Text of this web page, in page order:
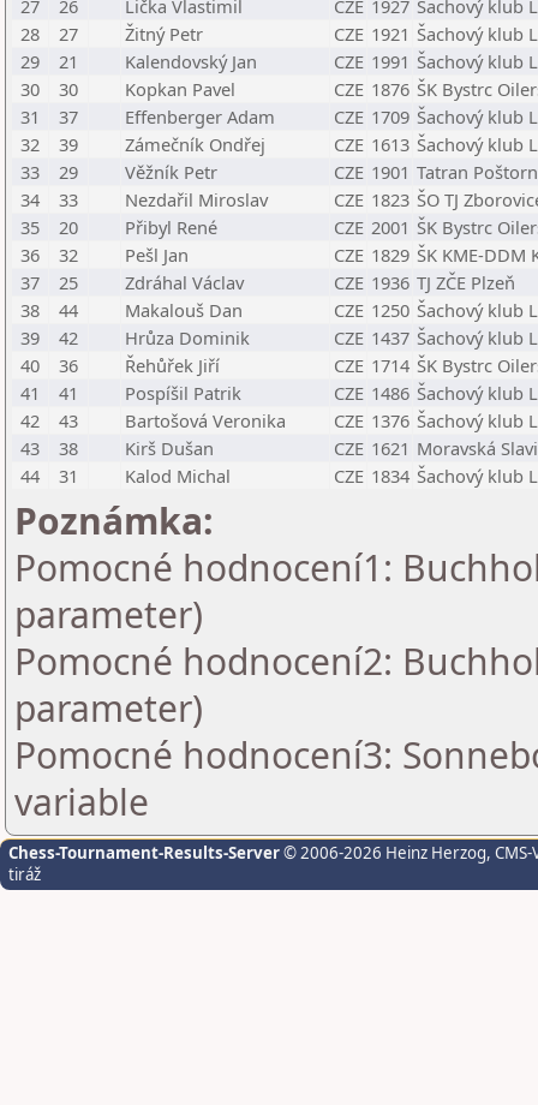
27
26 Lička Vlastimil CZE 1927 Šachový klub
28
27 Žitný Petr CZE 1921 Šachový klub
29
21 Kalendovský Jan CZE 1991 Šachový klub
30
30 Kopkan Pavel CZE 1876 ŠK Bystrc
31
37 Effenberger Adam CZE 1709 Šachový klub
32
39 Zámečník Ondřej CZE 1613 Šachový klub
33
29 Věžník Petr CZE 1901 Tatran
34
33 Nezdařil Miroslav CZE 1823 ŠO TJ
35
20 Přibyl René CZE 2001 ŠK Bystrc
36
32 Pešl Jan CZE 1829 ŠK KME-DDM
37
25 Zdráhal Václav CZE 1936 TJ ZČE Plzeň
38
44 Makalouš Dan CZE 1250 Šachový klub
39
42 Hrůza Dominik CZE 1437 Šachový klub
40
36 Řehůřek Jiří CZE 1714 ŠK Bystrc
41
41 Pospíšil Patrik CZE 1486 Šachový klub
42
43 Bartošová Veronika CZE 1376 Šachový klub
43
38 Kirš Dušan CZE 1621 Moravská
44
31 Kalod Michal CZE 1834 Šachový klub
Poznámka:
Pomocné hodnocení1:
parameter)
Pomocné hodnocení2:
parameter)
Pomocné hodnocení3:
variable
Chess-Tournament-Results-Server© 2006-2026 Heinz Herzog,
tiráž